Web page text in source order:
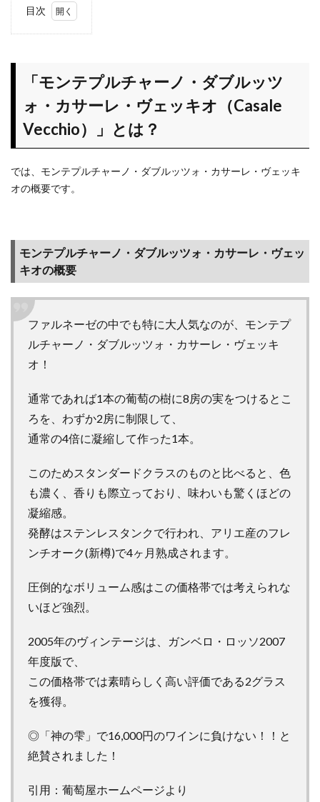
目次
ルッツォ・
カサーレ・
ヴェッキオ
（Casale
Vecchio）」
とは？
1.1
モン
ャー
ノ・
ダブ
ルッ
ツ
カサ
ー
オの
概要
1.2
モ
2008年、
No.45「神
登場で一
躍人気ワ
インに！
「モ
ンテ
チャ
ノ・
ダブ
ルッ
ツ
カサ
ー
ヴェ
「モンテプルチャーノ・ダブルッツ
ォ・カサーレ・ヴェッキオ（Casale
Vecchio）」とは？
では、モンテプルチャーノ・ダブルッツォ・カサーレ・ヴェッキ
オの概要です。
モンテプルチャーノ・ダブルッツォ・カサーレ・ヴェッ
キオの概要
ファルネーゼの中でも特に大人気なのが、モンテプ
ルチャーノ・ダブルッツォ・カサーレ・ヴェッキ
オ！
通常であれば1本の葡萄の樹に8房の実をつけるとこ
ろを、わずか2房に制限して、
通常の4倍に凝縮して作った1本。
このためスタンダードクラスのものと比べると、色
も濃く、香りも際立っており、味わいも驚くほどの
凝縮感。
発酵はステンレスタンクで行われ、アリエ産のフレ
ンチオーク(新樽)で4ヶ月熟成されます。
圧倒的なボリューム感はこの価格帯では考えられな
いほど強烈。
2005年のヴィンテージは、ガンベロ・ロッソ2007
年度版で、
この価格帯では素晴らしく高い評価である2グラス
を獲得。
◎「神の雫」で16,000円のワインに負けない！！と
絶賛されました！
引用：葡萄屋ホームページより